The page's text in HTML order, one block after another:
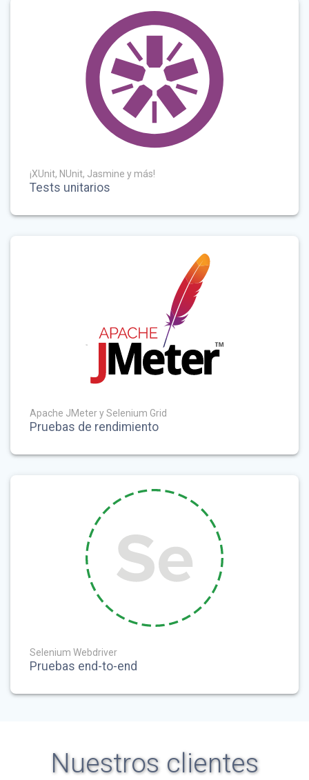
¡XUnit, NUnit, Jasmine y más!
Tests unitarios
Apache JMeter y Selenium Grid
Pruebas de rendimiento
Selenium Webdriver
Pruebas end-to-end
Nuestros clientes